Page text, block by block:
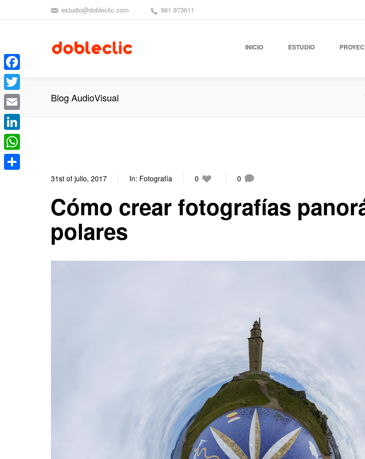
estudio@dobleclic.com 981 973611
INICIO ESTUDIO
Blog AudioVisual
31st of julio, 2017 In: Fotografía 0 0
Cómo crear fotografías
polares
Facebook
Twitter
Email
LinkedIn
WhatsApp